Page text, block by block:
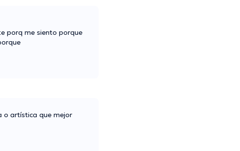
porq me siento porque
o artística que mejor